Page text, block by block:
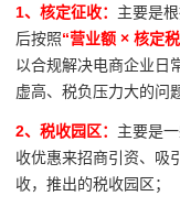
1、核定征收： 主要是
后按照“营业额 × 核定
以合规解决电商企业日
虚高、税负压力大的问
2、税收园区： 主要是
收优惠来招商引资、吸
收，推出的税收园区；